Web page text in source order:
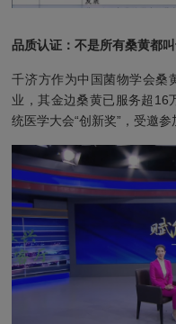
品质认证：不是所有桑黄都
千济方作为中国菌物学会桑
业，其金边桑黄已服务超16
统医学大会“创新奖”，受邀参